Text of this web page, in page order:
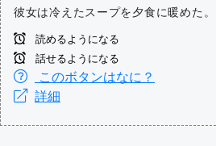
彼女は冷えたスープを夕食に暖めた。
読めるようになる
話せるようになる
このボタンはなに？
詳細